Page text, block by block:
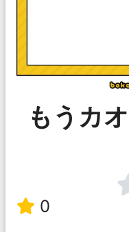
もうカ
0